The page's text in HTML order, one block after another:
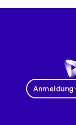
Anmeldung